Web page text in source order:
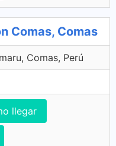
Comas, Comas
Comas, Perú
llegar